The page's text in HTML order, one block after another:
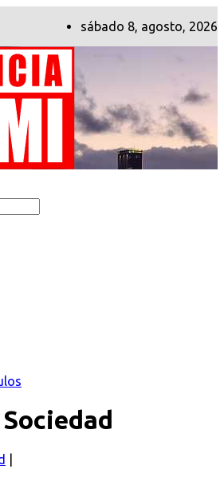
sábado 8, agosto, 2026
Sociedad